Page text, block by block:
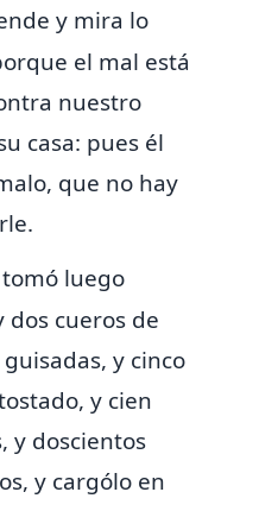
y mira lo
el mal está
nuestro
casa: pues él
que no hay
luego
dos cueros de
y cinco
y cien
y doscientos
y cargólo en